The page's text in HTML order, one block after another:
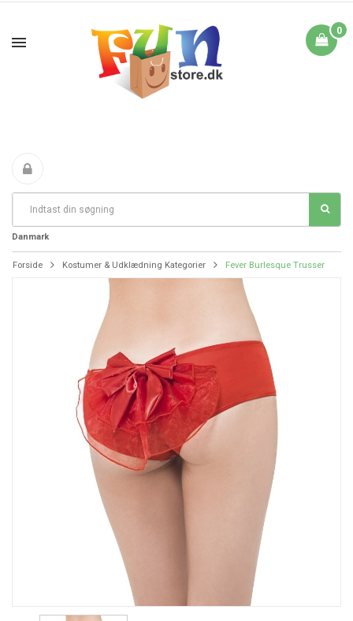
0
Fri Fragt fra 199 i
Danmark
DAG TIL DAG LEVERING
Forside Kostumer & Udklædning Kategorier Fever Burlesque Trusser